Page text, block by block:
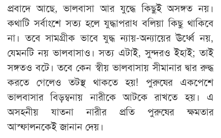
প্রবাদে আছে, ভালবাসা আর যুদ্ধে কিছুই অসঙ্গত নয়।
কথাটি সর্বাংশে সত্য হলে যুদ্ধাপরাধ বলিয়া কিছু থাকিবে
না। তবে সামগ্রীক ভাবে যুদ্ধ ন্যায়-অন্যায়ের ঊর্ধ্বে নয়,
যেমনটি নয় ভালবাসাও। সত্য এটাই, সুন্দরও ইহাই; তাই
সঙ্গতও বটে। তবে কেন স্বীয় ভালবাসায় সীমানার দ্বার রুদ্ধ
করতে গেলেও তটস্থ থাকতে হয়! পুরুষের একপেশে
ভালবাসার বিড়ম্বনায় নারীকে আটকে রাখতে হয়। এ
অসহনীয় যাতনা নারীর প্রতি পুরুষের ক্ষমতার
আস্ফালনকেই জানান দেয়।